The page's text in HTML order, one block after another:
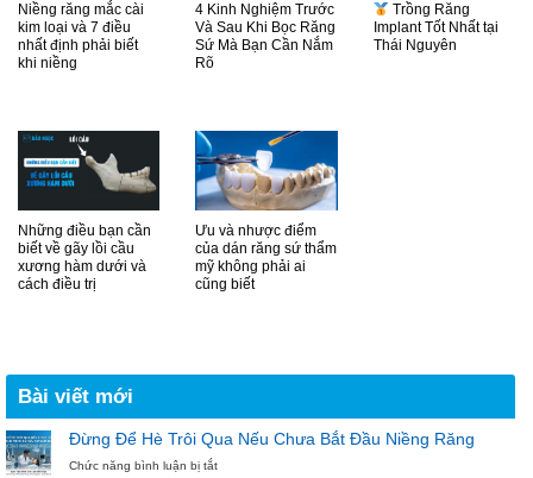
Niềng răng mắc cài
kim loại và 7 điều
nhất định phải biết
khi niềng
4 Kinh Nghiệm Trước
Và Sau Khi Bọc Răng
Sứ Mà Bạn Cần Nắm
Rõ
Trồng Răng
Implant Tốt Nhất tại
Thái Nguyên
Những điều bạn cần
biết về gãy lồi cầu
xương hàm dưới và
cách điều trị
Ưu và nhược điểm
của dán răng sứ thẩm
mỹ không phải ai
cũng biết
Bài viết mới
Đừng Để Hè Trôi Qua Nếu Chưa Bắt Đầu Niềng Răng
Chức năng bình luận bị tắtở